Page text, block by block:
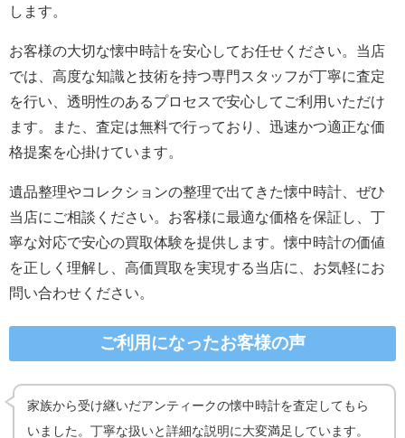
します。
お客様の大切な懐中時計を安心してお任せください。当店
では、高度な知識と技術を持つ専門スタッフが丁寧に査定
を行い、透明性のあるプロセスで安心してご利用いただけ
ます。また、査定は無料で行っており、迅速かつ適正な価
格提案を心掛けています。
遺品整理やコレクションの整理で出てきた懐中時計、ぜひ
当店にご相談ください。お客様に最適な価格を保証し、丁
寧な対応で安心の買取体験を提供します。懐中時計の価値
を正しく理解し、高価買取を実現する当店に、お気軽にお
問い合わせください。
ご利用になったお客様の声
家族から受け継いだアンティークの懐中時計を査定してもら
いました。丁寧な扱いと詳細な説明に大変満足しています。